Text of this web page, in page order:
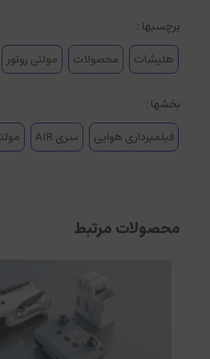
مویک ایر ۲دارای قابلیت
برچسبها :
هلیشات
محصولات مولتی روتور
بخشها :
فیلمبرداری هوایی
سری AIR
محصولات مرتبط